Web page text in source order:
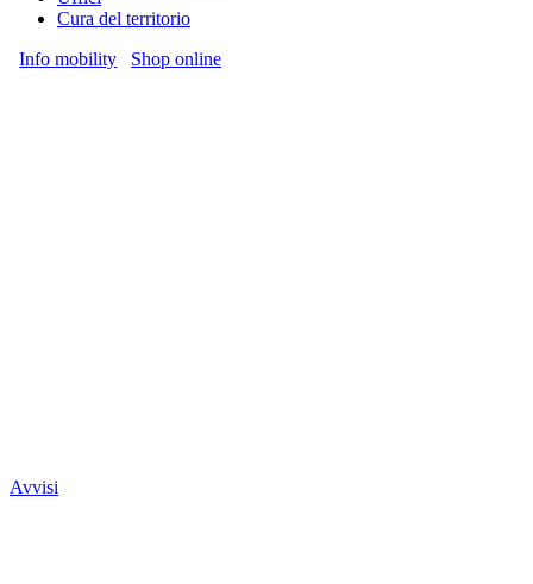
Cura del territorio
Info mobility
Shop online
Avvisi